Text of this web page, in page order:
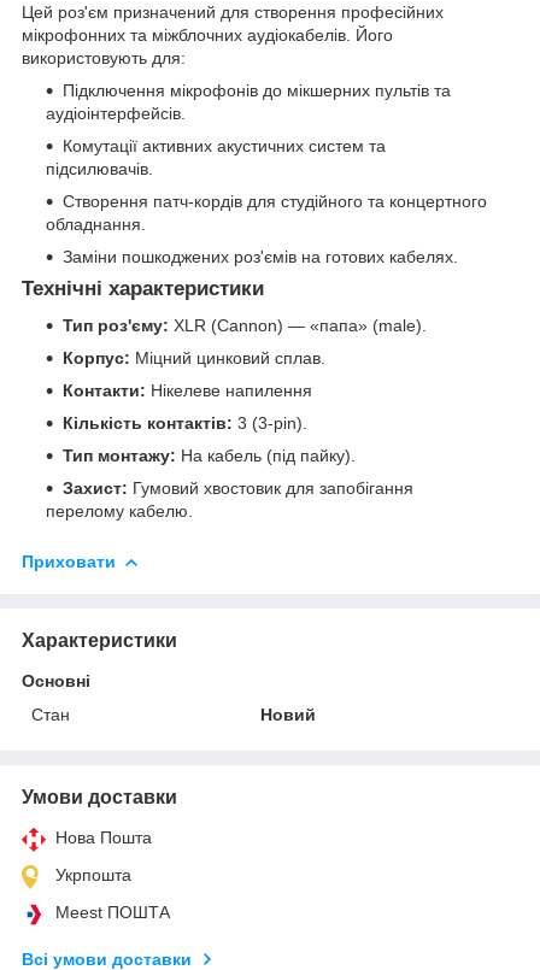
Цей роз'єм призначений для створення професійних
мікрофонних та міжблочних аудіокабелів. Його
використовують для:
Підключення мікрофонів до мікшерних пультів та
аудіоінтерфейсів.
Комутації активних акустичних систем та
підсилювачів.
Створення патч-кордів для студійного та концертного
обладнання.
Заміни пошкоджених роз'ємів на готових кабелях.
Технічні характеристики
Тип роз'єму: XLR (Cannon) — «папа» (male).
Корпус: Міцний цинковий сплав.
Контакти: Нікелеве напилення
Кількість контактів: 3 (3-pin).
Тип монтажу: На кабель (під пайку).
Захист: Гумовий хвостовик для запобігання
перелому кабелю.
Приховати
Характеристики
Основні
Стан
Новий
Умови доставки
Нова Пошта
Укрпошта
Meest ПОШТА
Всі умови доставки